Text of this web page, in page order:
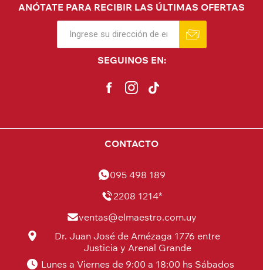
ANÓTATE PARA RECIBIR LAS ÚLTIMAS OFERTAS
SEGUINOS EN:
CONTACTO
095 498 189
2208 1214*
ventas@elmaestro.com.uy
Dr. Juan José de Amézaga 1776 entre
Justicia y Arenal Grande
Lunes a Viernes de 9:00 a 18:00 hs Sábados